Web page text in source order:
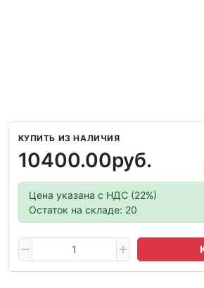
КУПИТЬ ИЗ НАЛИЧИЯ
10400.00руб.
Цена указана с НДС (22%)
Остаток на складе: 20